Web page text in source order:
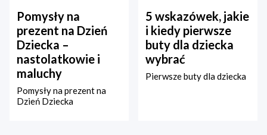
Pomysły na
prezent na Dzień
Dziecka –
nastolatkowie i
maluchy
Pomysły na prezent na
Dzień Dziecka
5 wskazówek, jakie
i kiedy pierwsze
buty dla dziecka
wybrać
Pierwsze buty dla dziecka